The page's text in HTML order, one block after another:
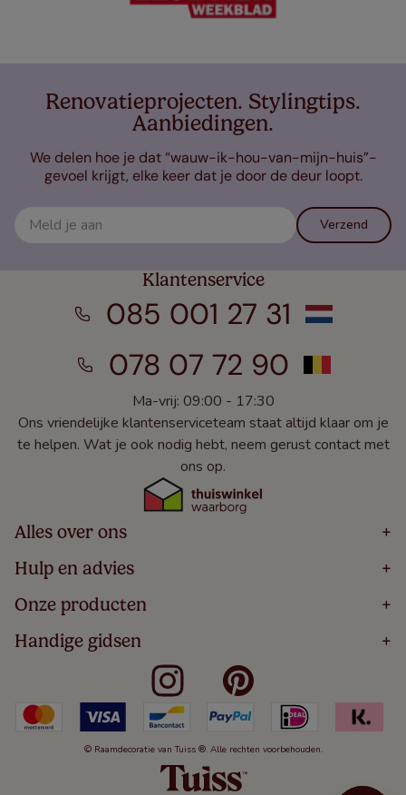
Renovatieprojecten. Stylingtips.
Aanbiedingen.
We delen hoe je dat “wauw-ik-hou-van-mijn-huis”-
gevoel krijgt, elke keer dat je door de deur loopt.
Verzend
Klantenservice
085 001 27 31
078 07 72 90
Ma-vrij: 09:00 - 17:30
Ons vriendelijke klantenserviceteam staat altijd klaar om je
te helpen. Wat je ook nodig hebt, neem gerust contact met
ons op.
Alles over ons +
Home
Over
Bestellen
Winacties
Veelgestelde Vragen
Hulp en advies +
Volg Je Bestelling
Levering
5 Jaar Garantie
Algemene Voorwaarden
Kindveiligheid
Cookies
Herroepingsrecht
Onze producten +
Houten Jaloezieën
Rolgordijnen
Verticale Jaloezieën
Duo Rolgordijnen
Duo Plisségordijnen
Handige gidsen +
Meten Voor Raamdecoratie
Badkamer Raamdecoratie
Slaapkamer Raamdecoratie
Keuken Raamdecoratie
De Jaloezieën Gids
Jaloezieënwoordenboek
© Raamdecoratie van Tuiss ®. Alle rechten voorbehouden.